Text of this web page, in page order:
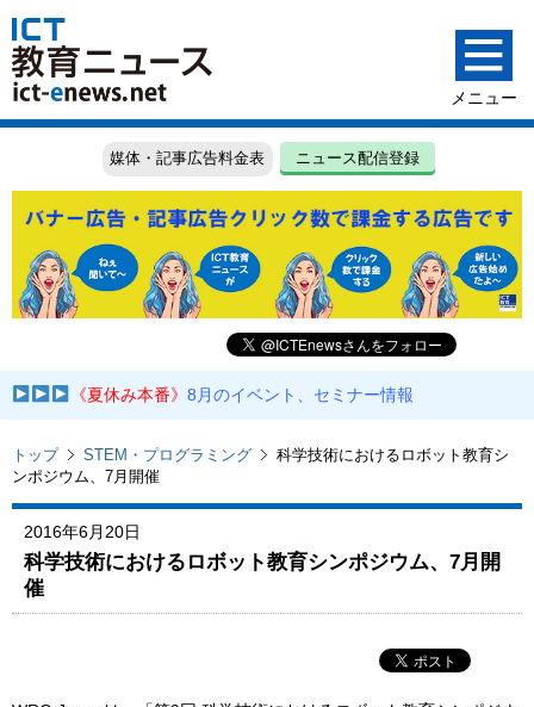
媒体・記事広告料金表 ニュース配信登録
《夏休み本番》8月のイベント、セミナー情報
トップ STEM・プログラミング
科学技術におけるロボット教育シ
ンポジウム、7月開催
2016年6月20日
科学技術におけるロボット教育シンポジウム、7月開
催